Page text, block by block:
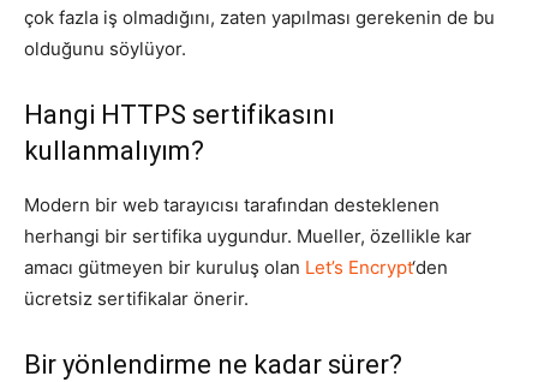
çok fazla iş olmadığını, zaten yapılması gerekenin de bu
olduğunu söylüyor.
Hangi HTTPS sertifikasını
kullanmalıyım?
Modern bir web tarayıcısı tarafından desteklenen
herhangi bir sertifika uygundur. Mueller, özellikle kar
amacı gütmeyen bir kuruluş olan Let’s Encrypt‘den
ücretsiz sertifikalar önerir.
Bir yönlendirme ne kadar sürer?